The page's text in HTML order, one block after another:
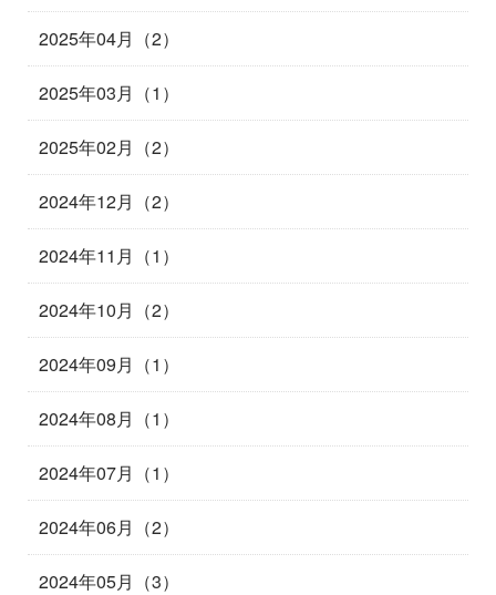
2025年04月（2）
2025年03月（1）
2025年02月（2）
2024年12月（2）
2024年11月（1）
2024年10月（2）
2024年09月（1）
2024年08月（1）
2024年07月（1）
2024年06月（2）
2024年05月（3）